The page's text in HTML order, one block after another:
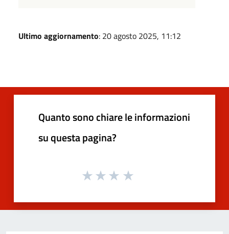
Ultimo aggiornamento: 20 agosto 2025, 11:12
Quanto sono chiare le informazioni
su questa pagina?